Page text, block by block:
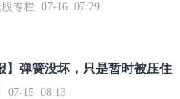
股专栏 07-16 07:29
】弹簧没坏，只是暂时被压住
07-15 08:13